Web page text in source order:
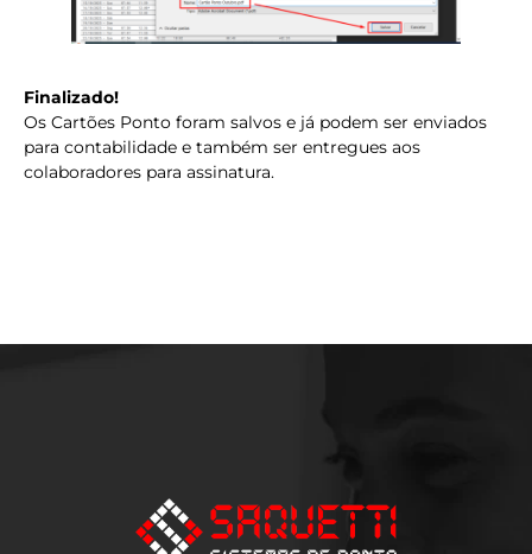
Finalizado!
Os Cartões Ponto foram salvos e já podem ser enviados
para contabilidade e também ser entregues aos
colaboradores para assinatura.